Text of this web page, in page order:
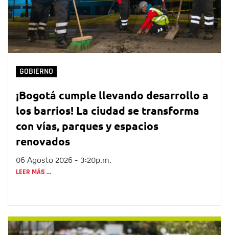
GOBIERNO
¡Bogotá cumple llevando desarrollo a
los barrios! La ciudad se transforma
con vías, parques y espacios
renovados
06 Agosto 2026 - 3:20p.m.
LEER MÁS ...